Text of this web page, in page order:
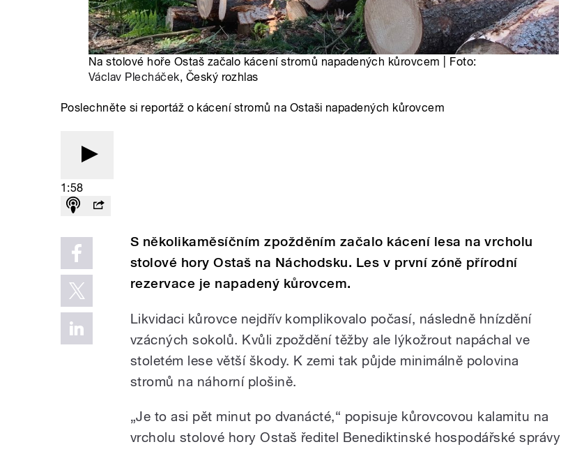
Na stolové hoře Ostaš začalo kácení stromů napadených kůrovcem | Foto:
Václav Plecháček, Český rozhlas
Poslechněte si reportáž o kácení stromů na Ostaši napadených kůrovcem
1:58
S několikaměsíčním zpožděním začalo kácení lesa na vrcholu
stolové hory Ostaš na Náchodsku. Les v první zóně přírodní
rezervace je napadený kůrovcem.
Likvidaci kůrovce nejdřív komplikovalo počasí, následně hnízdění
vzácných sokolů. Kvůli zpoždění těžby ale lýkožrout napáchal ve
stoletém lese větší škody. K zemi tak půjde minimálně polovina
stromů na náhorní plošině.
„Je to asi pět minut po dvanácté,“ popisuje kůrovcovou kalamitu na
vrcholu stolové hory Ostaš ředitel Benediktinské hospodářské správy